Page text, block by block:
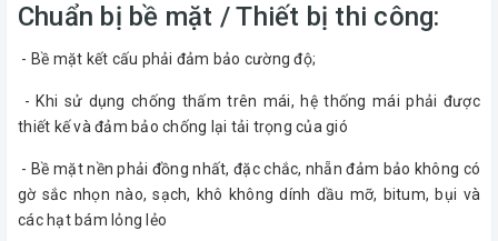
Chuẩn bị bề mặt / Thiết bị thi công:
- Bề mặt kết cấu phải đảm bảo cường độ;
- Khi sử dụng chống thấm trên mái, hệ thống mái phải được
thiết kế và đảm bảo chống lại tải trọng của gió
- Bề mặt nền phải đồng nhất, đặc chắc, nhẵn đảm bảo không có
gờ sắc nhọn nào, sạch, khô không dính dầu mỡ, bitum, bụi và
các hạt bám lỏng lẻo